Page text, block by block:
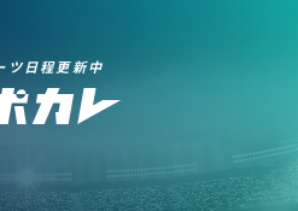
ツ日程更新中